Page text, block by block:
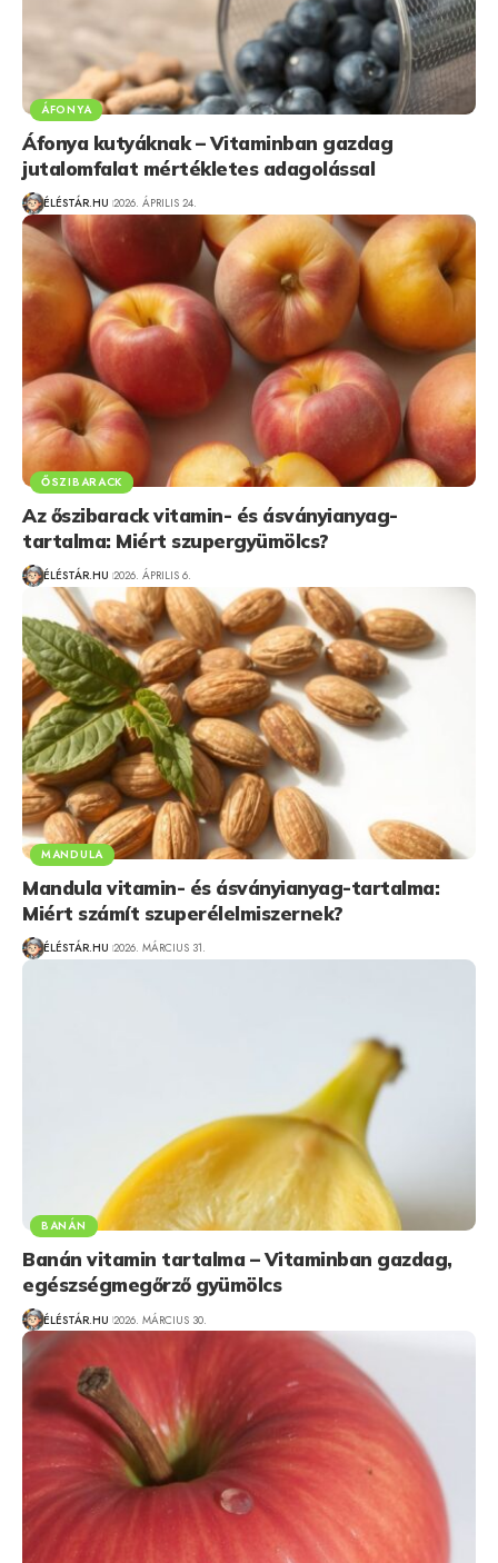
ÁFONYA
Áfonya kutyáknak – Vitaminban gazdag
jutalomfalat mértékletes adagolással
ÉLÉSTÁR.HU 2026. ÁPRILIS 24.
ŐSZIBARACK
Az őszibarack vitamin- és ásványianyag-
tartalma: Miért szupergyümölcs?
ÉLÉSTÁR.HU 2026. ÁPRILIS 6.
MANDULA
Mandula vitamin- és ásványianyag-tartalma:
Miért számít szuperélelmiszernek?
ÉLÉSTÁR.HU 2026. MÁRCIUS 31.
BANÁN
Banán vitamin tartalma – Vitaminban gazdag,
egészségmegőrző gyümölcs
ÉLÉSTÁR.HU 2026. MÁRCIUS 30.